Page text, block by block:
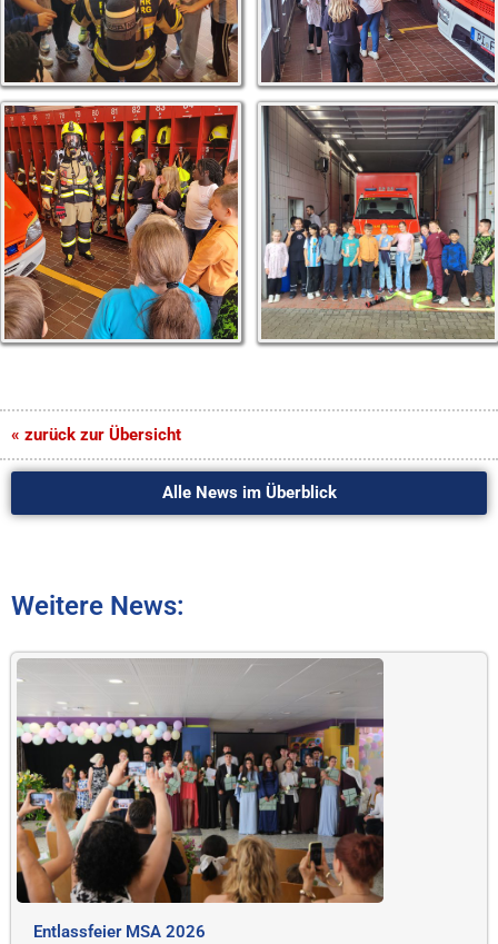
« zurück zur Übersicht
Alle News im Überblick
Weitere News:
Entlassfeier MSA 2026